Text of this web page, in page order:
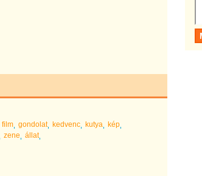
film gondolat kedvenc kutya
kép
zene
állat